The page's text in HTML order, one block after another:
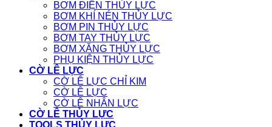
BƠM ĐIỆN THỦY LỰC
BƠM KHÍ NÉN THỦY LỰC
BƠM PIN THỦY LỰC
BƠM TAY THỦY LỰC
BƠM XĂNG THỦY LỰC
PHỤ KIỆN THỦY LỰC
CỜ LÊ LỰC
CỜ LÊ LỰC CHỈ KIM
CỜ LÊ LỰC
CỜ LÊ NHÂN LỰC
CỜ LÊ THỦY LỰC
TOOLS THỦY LỰC